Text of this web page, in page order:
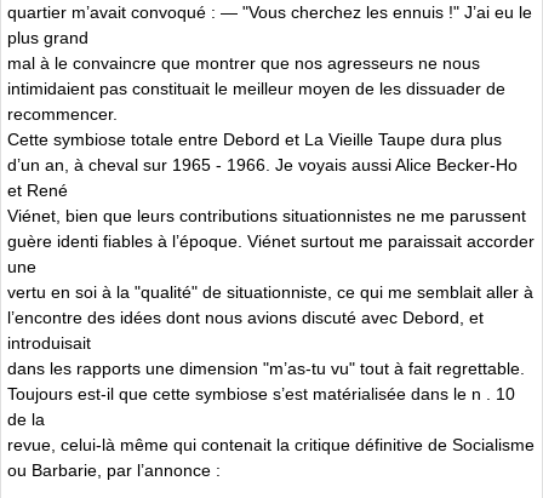
quartier m’avait convoqué : — "Vous cherchez les ennuis !" J’ai eu le
plus grand
mal à le convaincre que montrer que nos agresseurs ne nous
intimidaient pas constituait le meilleur moyen de les dissuader de
recommencer.
Cette symbiose totale entre Debord et La Vieille Taupe dura plus
d’un an, à cheval sur 1965 - 1966. Je voyais aussi Alice Becker-Ho
et René
Viénet, bien que leurs contributions situationnistes ne me parussent
guère identi fiables à l’époque. Viénet surtout me paraissait accorder
une
vertu en soi à la "qualité" de situationniste, ce qui me semblait aller à
l’encontre des idées dont nous avions discuté avec Debord, et
introduisait
dans les rapports une dimension "m’as-tu vu" tout à fait regrettable.
Toujours est-il que cette symbiose s’est matérialisée dans le n . 10
de la
revue, celui-là même qui contenait la critique définitive de Socialisme
ou Barbarie, par l’annonce :